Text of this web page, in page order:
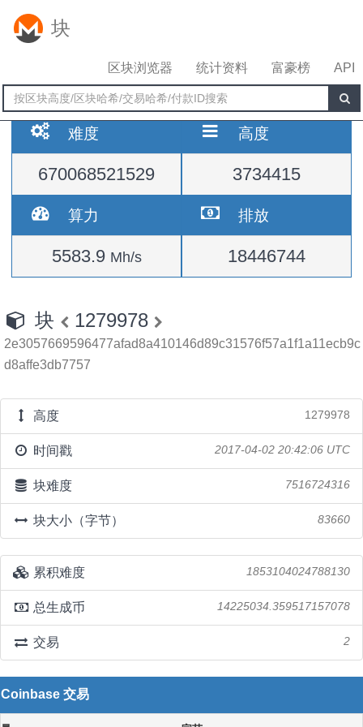
块
区块浏览器 统计资料 富豪榜 API
难度
670068521529
高度
3734415
算力
5583.9 Mh/s
排放
18446744
块 1279978
2e3057669596477afad8a410146d89c31576f57a1f1a11ecb9c
d8affe3db7757
高度 1279978
时间戳 2017-04-02 20:42:06 UTC
块难度 7516724316
块大小（字节） 83660
累积难度 1853104024788130
总生成币 14225034.359517157078
交易 2
Coinbase 交易